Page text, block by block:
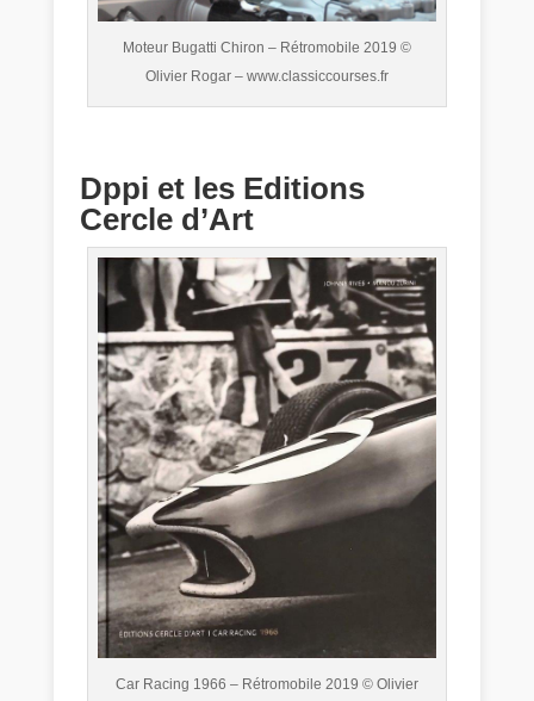
Moteur Bugatti Chiron – Rétromobile 2019 ©
Olivier Rogar – www.classiccourses.fr
Dppi et les Editions
Cercle d’Art
Car Racing 1966 – Rétromobile 2019 © Olivier